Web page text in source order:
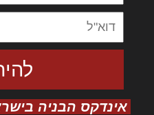
אינדקס הבניה